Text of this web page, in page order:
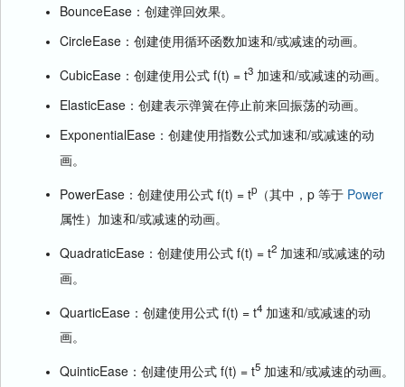
BounceEase：创建弹回效果。
CircleEase：创建使用循环函数加速和/或减速的动画。
CubicEase：创建使用公式 f(t) = t3 加速和/或减速的动画。
ElasticEase：创建表示弹簧在停止前来回振荡的动画。
ExponentialEase：创建使用指数公式加速和/或减速的动
画。
PowerEase：创建使用公式 f(t) = tp （其中，p 等于 Power
属性）加速和/或减速的动画。
QuadraticEase：创建使用公式 f(t) = t2 加速和/或减速的动
画。
QuarticEase：创建使用公式 f(t) = t4 加速和/或减速的动
画。
QuinticEase：创建使用公式 f(t) = t5 加速和/或减速的动画。